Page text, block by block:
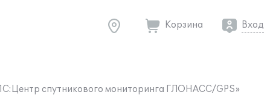
Корзина Вход
спутникового мониторинга ГЛОНАСС/GPS»